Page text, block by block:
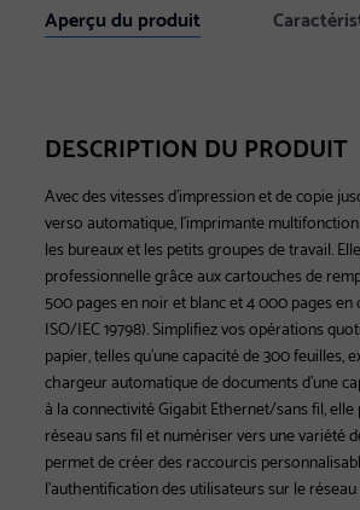
Aperçu du produit
DESCRIPTION DU PRODUIT
Avec des vitesses d'impression et de copie
verso automatique, l'imprimante
les bureaux et les petits groupes de travail.
professionnelle grâce aux cartouches de
500 pages en noir et blanc et 4 000 pages
ISO/IEC 19798). Simplifiez vos opérations
papier, telles qu'une capacité de 300 feuilles,
chargeur automatique de documents d'une
à la connectivité Gigabit Ethernet/sans fil,
réseau sans fil et numériser vers une variété
permet de créer des raccourcis
l'authentification des utilisateurs sur le